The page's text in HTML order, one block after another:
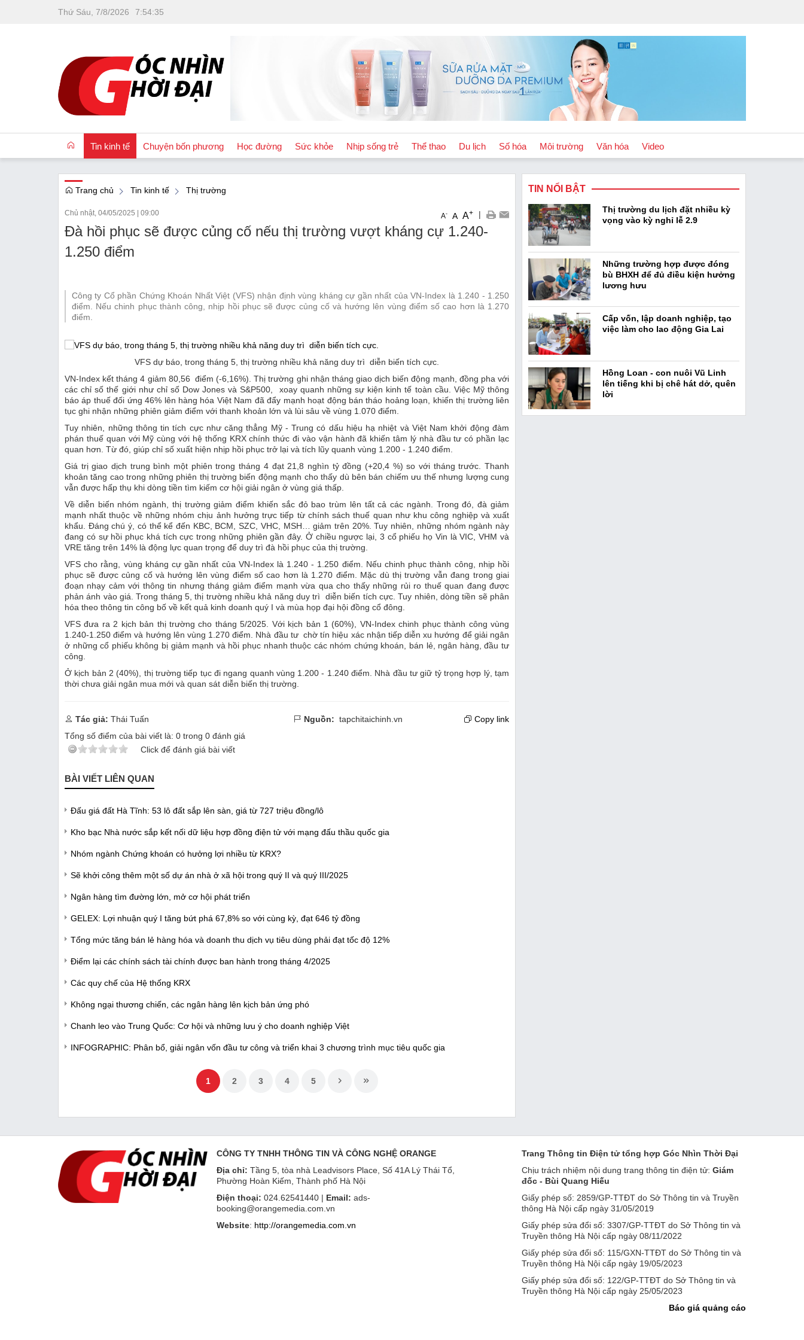
Thứ Sáu, 7/8/2026 7:54:36
Tin kinh tế
Quốc tế
Tài chính
Emagazine
Chuyện bốn phương Học đường Sức khỏe Nhịp sống trẻ Thể thao Du lịch Số hóa Môi trường Văn hóa
Podcast
Video
Trang chủ Tin kinh tế Thị trường
Chủ nhật, 04/05/2025 | 09:00 A- A A+ |
Đà hồi phục sẽ được củng cố nếu thị trường vượt kháng cự 1.240-
1.250 điểm
Công ty Cổ phần Chứng Khoán Nhất Việt (VFS) nhận định vùng kháng cự gần nhất của VN-Index là 1.240 - 1.250
điểm. Nếu chinh phục thành công, nhịp hồi phục sẽ được củng cố và hướng lên vùng điểm số cao hơn là 1.270
điểm.
VFS dự báo, trong tháng 5, thị trường nhiều khả năng duy trì diễn biến tích cực.
VN-Index kết tháng 4 giảm 80,56 điểm (-6,16%). Thị trường ghi nhận tháng giao dịch biến động mạnh, đồng pha với
các chỉ số thế giới như chỉ số Dow Jones và S&P500, xoay quanh những sự kiện kinh tế toàn cầu. Việc Mỹ thông
báo áp thuế đối ứng 46% lên hàng hóa Việt Nam đã đẩy mạnh hoạt động bán tháo hoảng loạn, khiến thị trường liên
tục ghi nhận những phiên giảm điểm với thanh khoản lớn và lùi sâu về vùng 1.070 điểm.
Tuy nhiên, những thông tin tích cực như căng thẳng Mỹ - Trung có dấu hiệu hạ nhiệt và Việt Nam khởi động đàm
phán thuế quan với Mỹ cùng với hệ thống KRX chính thức đi vào vận hành đã khiến tâm lý nhà đầu tư có phần lạc
quan hơn. Từ đó, giúp chỉ số xuất hiện nhịp hồi phục trở lại và tích lũy quanh vùng 1.200 - 1.240 điểm.
Giá trị giao dịch trung bình một phiên trong tháng 4 đạt 21,8 nghìn tỷ đồng (+20,4 %) so với tháng trước. Thanh
khoản tăng cao trong những phiên thị trường biến động mạnh cho thấy dù bên bán chiếm ưu thế nhưng lượng cung
vẫn được hấp thụ khi dòng tiền tìm kiếm cơ hội giải ngân ở vùng giá thấp.
Về diễn biến nhóm ngành, thị trường giảm điểm khiến sắc đỏ bao trùm lên tất cả các ngành. Trong đó, đà giảm
mạnh nhất thuộc về những nhóm chịu ảnh hưởng trực tiếp từ chính sách thuế quan như khu công nghiệp và xuất
khẩu. Đáng chú ý, có thể kể đến KBC, BCM, SZC, VHC, MSH… giảm trên 20%. Tuy nhiên, những nhóm ngành này
đang có sự hồi phục khá tích cực trong những phiên gần đây. Ở chiều ngược lại, 3 cổ phiếu họ Vin là VIC, VHM và
VRE tăng trên 14% là động lực quan trọng để duy trì đà hồi phục của thị trường.
VFS cho rằng, vùng kháng cự gần nhất của VN-Index là 1.240 - 1.250 điểm. Nếu chinh phục thành công, nhịp hồi
phục sẽ được củng cố và hướng lên vùng điểm số cao hơn là 1.270 điểm. Mặc dù thị trường vẫn đang trong giai
đoạn nhạy cảm với thông tin nhưng tháng giảm điểm mạnh vừa qua cho thấy những rủi ro thuế quan đang được
phản ánh vào giá. Trong tháng 5, thị trường nhiều khả năng duy trì diễn biến tích cực. Tuy nhiên, dòng tiền sẽ phân
hóa theo thông tin công bố về kết quả kinh doanh quý I và mùa họp đại hội đồng cổ đông.
VFS đưa ra 2 kịch bản thị trường cho tháng 5/2025. Với kịch bản 1 (60%), VN-Index chinh phục thành công vùng
1.240-1.250 điểm và hướng lên vùng 1.270 điểm. Nhà đầu tư chờ tín hiệu xác nhận tiếp diễn xu hướng để giải ngân
ở những cổ phiếu không bị giảm mạnh và hồi phục nhanh thuộc các nhóm chứng khoán, bán lẻ, ngân hàng, đầu tư
công.
Ở kịch bản 2 (40%), thị trường tiếp tục đi ngang quanh vùng 1.200 - 1.240 điểm. Nhà đầu tư giữ tỷ trọng hợp lý, tạm
thời chưa giải ngân mua mới và quan sát diễn biến thị trường.
Tác giả: Thái Tuấn Nguồn: tapchitaichinh.vn
Copy link
Tổng số điểm của bài viết là: 0 trong 0 đánh giá
Click để đánh giá bài viết
BÀI VIẾT LIÊN QUAN
Đấu giá đất Hà Tĩnh: 53 lô đất sắp lên sàn, giá từ 727 triệu đồng/lô
Kho bạc Nhà nước sắp kết nối dữ liệu hợp đồng điện tử với mạng đấu thầu quốc gia
Nhóm ngành Chứng khoán có hưởng lợi nhiều từ KRX?
Sẽ khởi công thêm một số dự án nhà ở xã hội trong quý II và quý III/2025
Ngân hàng tìm đường lớn, mở cơ hội phát triển
GELEX: Lợi nhuận quý I tăng bứt phá 67,8% so với cùng kỳ, đạt 646 tỷ đồng
Tổng mức tăng bán lẻ hàng hóa và doanh thu dịch vụ tiêu dùng phải đạt tốc độ 12%
Điểm lại các chính sách tài chính được ban hành trong tháng 4/2025
Các quy chế của Hệ thống KRX
Không ngại thương chiến, các ngân hàng lên kịch bản ứng phó
Chanh leo vào Trung Quốc: Cơ hội và những lưu ý cho doanh nghiệp Việt
INFOGRAPHIC: Phân bổ, giải ngân vốn đầu tư công và triển khai 3 chương trình mục tiêu quốc gia
1 2 3 4 5
TIN NỔI BẬT
Thị trường du lịch đặt nhiều kỳ
vọng vào kỳ nghỉ lễ 2.9
Những trường hợp được đóng
bù BHXH để đủ điều kiện hưởng
lương hưu
Cấp vốn, lập doanh nghiệp, tạo
việc làm cho lao động Gia Lai
Hồng Loan - con nuôi Vũ Linh
lên tiếng khi bị chê hát dở, quên
lời
CÔNG TY TNHH THÔNG TIN VÀ CÔNG NGHỆ ORANGE
Địa chỉ: Tầng 5, tòa nhà Leadvisors Place, Số 41A Lý Thái Tổ,
Phường Hoàn Kiếm, Thành phố Hà Nội
Điện thoại: 024.62541440 | Email: ads-
booking@orangemedia.com.vn
Website: http://orangemedia.com.vn
Trang Thông tin Điện tử tổng hợp Góc Nhìn Thời Đại
Chịu trách nhiệm nội dung trang thông tin điện tử: Giám
đốc - Bùi Quang Hiếu
Giấy phép số: 2859/GP-TTĐT do Sở Thông tin và Truyền
thông Hà Nội cấp ngày 31/05/2019
Giấy phép sửa đổi số: 3307/GP-TTĐT do Sở Thông tin và
Truyền thông Hà Nội cấp ngày 08/11/2022
Giấy phép sửa đổi số: 115/GXN-TTĐT do Sở Thông tin và
Truyền thông Hà Nội cấp ngày 19/05/2023
Giấy phép sửa đổi số: 122/GP-TTĐT do Sở Thông tin và
Truyền thông Hà Nội cấp ngày 25/05/2023
Báo giá quảng cáo